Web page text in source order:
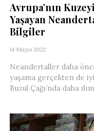
Avrupa’nın
Yaşayan
Bilgiler
14 Mayıs 2022
Neandertaller daha
yaşama gerçekten de
Buzul Çağı’nda daha